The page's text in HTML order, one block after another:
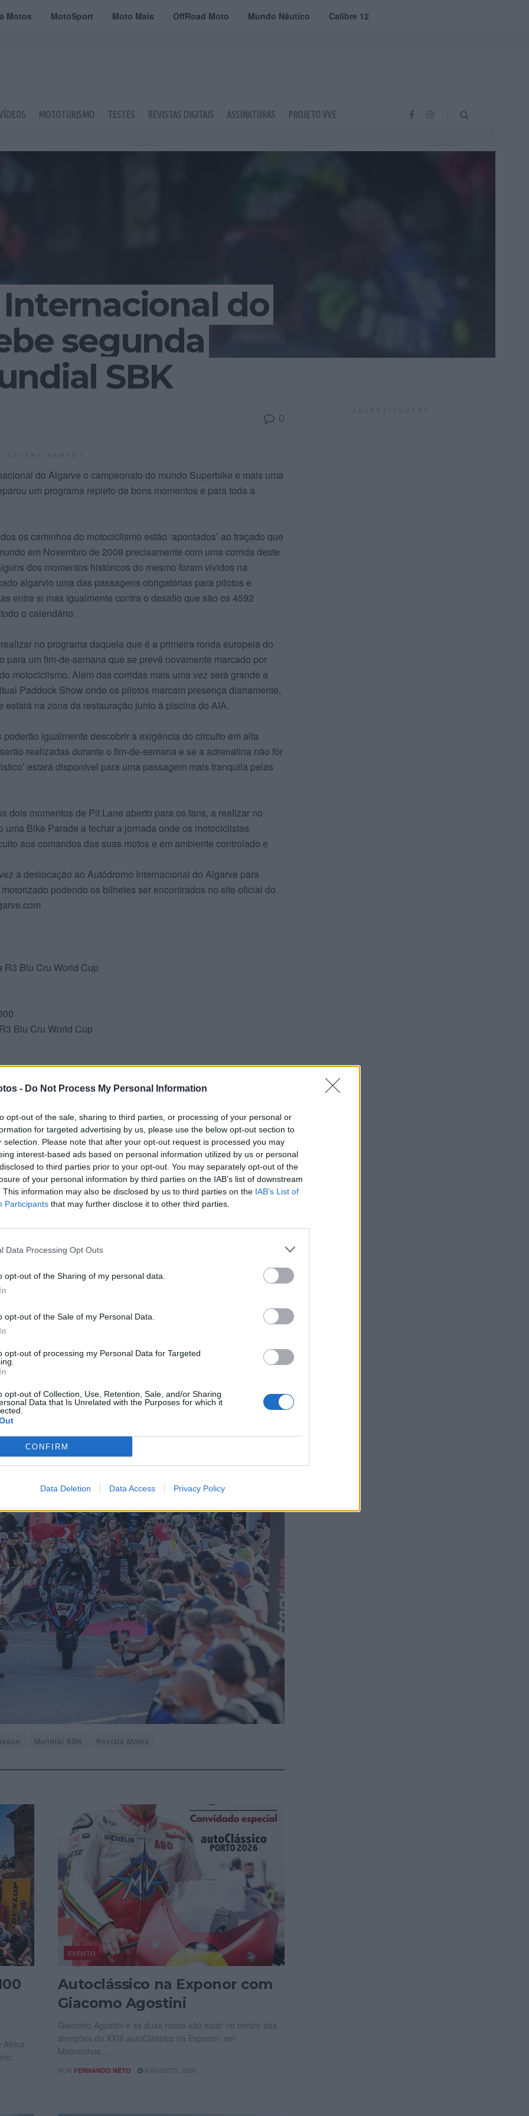
- Do Not Process My Personal Information
opt-out of the sale, sharing to third parties, or processing of your personal or
for targeted advertising by us, please use the below opt-out section to
selection. Please note that after your opt-out request is processed you may
interest-based ads based on personal information utilized by us or personal
to third parties prior to your opt-out. You may separately opt-out of the
of your personal information by third parties on the IAB’s list of downstream
This information may also be disclosed by us to third parties on the IAB’s List of
Participants that may further disclose it to other third parties.
Data Processing Opt Outs
opt-out of the Sharing of my personal data.
opt-out of the Sale of my Personal Data.
opt-out of processing my Personal Data for Targeted
opt-out of Collection, Use, Retention, Sale, and/or Sharing
Data that Is Unrelated with the Purposes for which it
CONFIRM
Data Deletion Data Access Privacy Policy
Motos MotoSport Moto Mais OffRoad Moto Mundo Náutico Calibre 12
MOTOTURISMO TESTES REVISTAS DIGITAIS ASSINATURAS PROJETO VVE
do
segunda
SBK
0
do Algarve o campeonato do mundo Superbike e mais uma
um programa repleto de bons momentos e para toda a
os caminhos do motociclismo estão ‘apontados’ ao traçado que
em Novembro de 2008 precisamente com uma corrida deste
dos momentos históricos do mesmo foram vividos na
algarvio uma das passagens obrigatórias para pilotos e
entre si mas igualmente contra o desafio que são os 4592
o calendário.
no programa daquela que é a primeira ronda europeia do
para um fim-de-semana que se prevê novamente marcado por
motociclismo. Além das corridas mais uma vez será grande a
Paddock Show onde os pilotos marcam presença diariamente,
estará na zona da restauração junto à piscina do AIA.
igualmente descobrir a exigência do circuito em alta
realizadas durante o fim-de-semana e se a adrenalina não fôr
estará disponível para uma passagem mais tranquila pelas
dois momentos de Pit Lane aberto para os fans, a realizar no
uma Bike Parade a fechar a jornada onde os motociclistas
aos comandos das suas motos e em ambiente controlado e
a deslocação ao Autódromo Internacional do Algarve para
podendo os bilhetes ser encontrados no site oficial do
R3 Blu Cru World Cup
Blu Cru World Cup
Fans
Blu Cru World Cup (9 voltas)
voltas)
voltas)
Fans
Blu Cru World Cup (9 voltas)
(11 voltas)
Fans
Mundial SBK Revista Motos
Africa
EVENTO
Autoclássico na Exponor com
Giacomo Agostini
Giacomo Agostini e as duas rodas vão estar no centro das
atenções do XXIII autoClássico na Exponor, em
Matosinhos,...
POR FERNANDO NETO 6 AGOSTO, 2026